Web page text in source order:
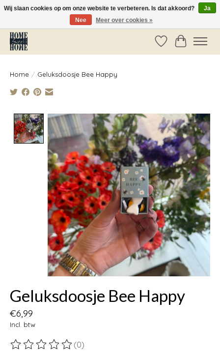
Vóór 14:00 besteld, dezelfde dag verzonden!
Verlanglijst
Home / Geluksdoosje Bee Happy
Product image slideshow Items
Geluksdoosje Bee Happy
€6,99
Incl. btw
De beoordeling van dit product is
(0)
Wij slaan cookies op om onze website te verbeteren. Is dat akkoord?
Ja
Nee
Meer over cookies »